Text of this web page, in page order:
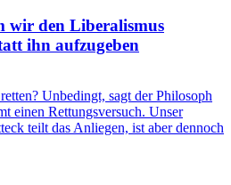
wir den Liberalismus
ihn aufzugeben
Unbedingt, sagt der Philosoph
einen Rettungsversuch. Unser
teilt das Anliegen, ist aber dennoch